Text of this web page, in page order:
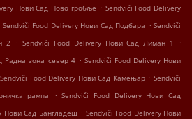
Нови Сад Ново гробље . Sendviči Food Delivery
Sendviči Food Delivery Нови Сад Подбара . Sendviči
2
. Sendviči Food Delivery Нови Сад Лиман 1
.
Радна зона север 4 . Sendviči Food Delivery Нови
Sendviči Food Delivery Нови Сад Камењар . Sendviči
рампа
. Sendviči Food Delivery Нови Сад
Нови Сад Бангладеш . Sendviči Food Delivery Нови